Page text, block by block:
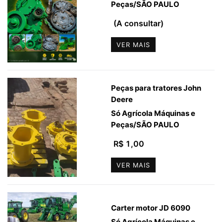
Peças/SÃO PAULO
(A consultar)
VER MAIS
Peças para tratores John
Deere
Só Agrícola Máquinas e
Peças/SÃO PAULO
R$ 1,00
VER MAIS
Carter motor JD 6090